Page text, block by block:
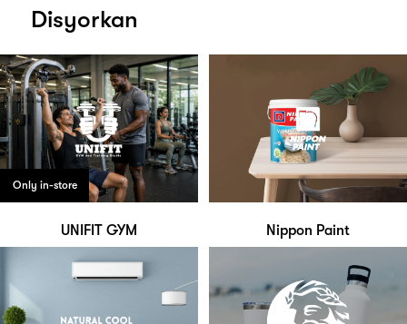
Disyorkan
Only in-store
UNIFIT GYM Nippon Paint